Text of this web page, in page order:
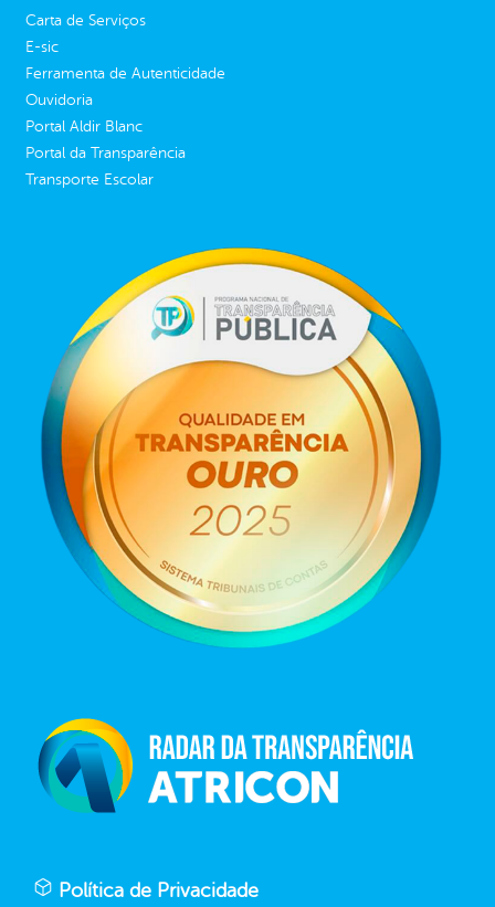
Carta de Serviços
E-sic
Ferramenta de Autenticidade
Ouvidoria
Portal Aldir Blanc
Portal da Transparência
Transporte Escolar
Política de Privacidade